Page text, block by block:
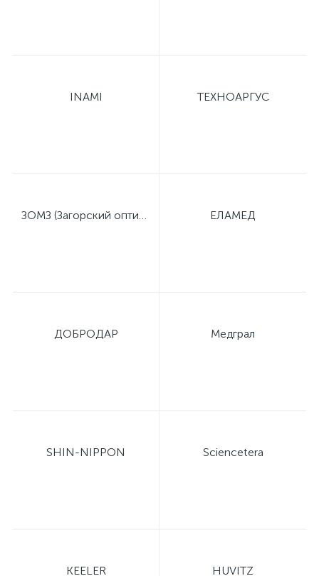
INAMI ТЕХНОАРГУС
ЗОМЗ (Загорский оптико-механический завод) ЕЛАМЕД
ДОБРОДАР Медграл
SHIN-NIPPON Sciencetera
KEELER HUVITZ